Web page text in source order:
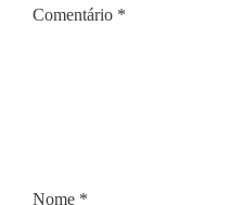
Comentário *
Nome *